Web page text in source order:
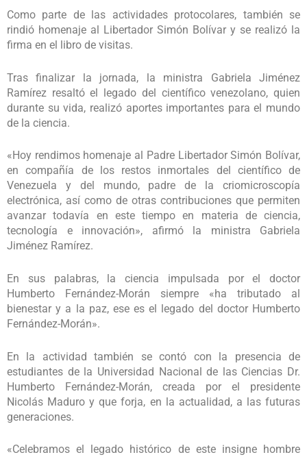
Como parte de las actividades protocolares, también se
rindió homenaje al Libertador Simón Bolívar y se realizó la
firma en el libro de visitas.
Tras finalizar la jornada, la ministra Gabriela Jiménez
Ramírez resaltó el legado del científico venezolano, quien
durante su vida, realizó aportes importantes para el mundo
de la ciencia.
«Hoy rendimos homenaje al Padre Libertador Simón Bolívar,
en compañía de los restos inmortales del científico de
Venezuela y del mundo, padre de la criomicroscopía
electrónica, así como de otras contribuciones que permiten
avanzar todavía en este tiempo en materia de ciencia,
tecnología e innovación», afirmó la ministra Gabriela
Jiménez Ramírez.
En sus palabras, la ciencia impulsada por el doctor
Humberto Fernández-Morán siempre «ha tributado al
bienestar y a la paz, ese es el legado del doctor Humberto
Fernández-Morán».
En la actividad también se contó con la presencia de
estudiantes de la Universidad Nacional de las Ciencias Dr.
Humberto Fernández-Morán, creada por el presidente
Nicolás Maduro y que forja, en la actualidad, a las futuras
generaciones.
«Celebramos el legado histórico de este insigne hombre